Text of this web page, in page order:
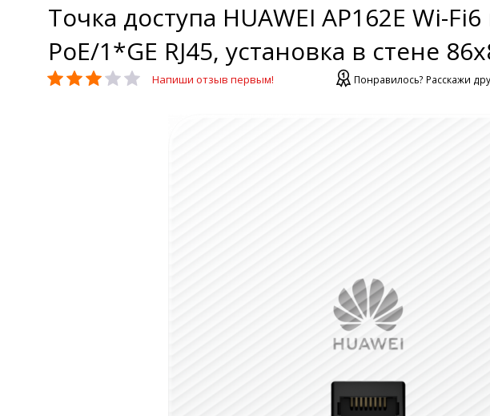
Точка доступа HUAWEI AP162E Wi-
PoE/1*GE RJ45, установка в стене
Напиши отзыв первым! Понравилось? Расскажи